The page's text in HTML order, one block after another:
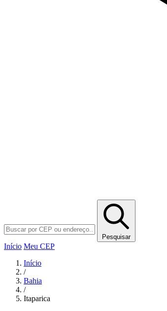
Pesquisar
Início Meu CEP
Início
/
Bahia
/
Itaparica